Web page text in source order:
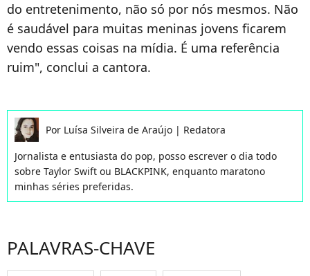
do entretenimento, não só por nós mesmos. Não
é saudável para muitas meninas jovens ficarem
vendo essas coisas na mídia. É uma referência
ruim", conclui a cantora.
Por Luísa Silveira de Araújo | Redatora
Jornalista e entusiasta do pop, posso escrever o dia todo
sobre Taylor Swift ou BLACKPINK, enquanto maratono
minhas séries preferidas.
PALAVRAS-CHAVE